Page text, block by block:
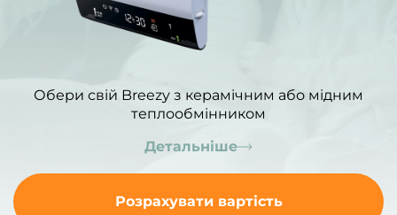
Обери свій Breezy з керамічним або мідним
теплообмінником
Детальніше
Розрахувати вартість